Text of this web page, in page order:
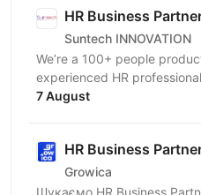
HR Business
Suntech INNOVATION
We’re a 100+ people
experienced HR
people function and help us
7 August
HR Business
Growica
Шукаємо HR Business